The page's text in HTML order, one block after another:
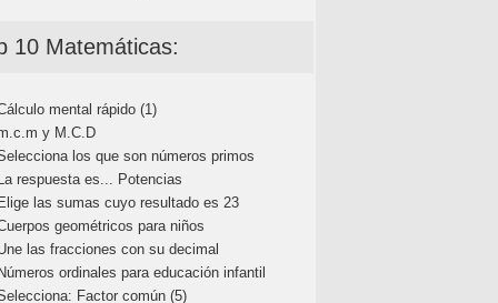
10 Matemáticas:
mental rápido (1)
y M.C.D
los que son números primos
respuesta es... Potencias
las sumas cuyo resultado es 23
geométricos para niños
las fracciones con su decimal
ordinales para educación infantil
Factor común (5)